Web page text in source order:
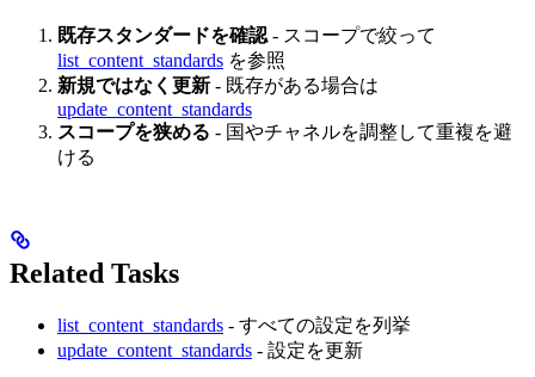
既存スタンダードを確認 - スコープで絞って
list_content_standards を参照
新規ではなく更新 - 既存がある場合は
update_content_standards
スコープを狭める - 国やチャネルを調整して重複を避
ける
Related Tasks
list_content_standards - すべての設定を列挙
update_content_standards - 設定を更新